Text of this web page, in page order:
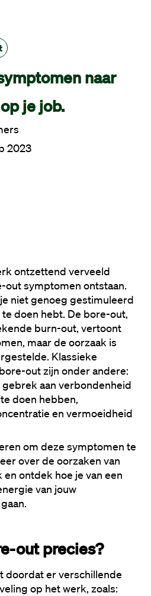
naar
je job.
2023
ontzettend verveeld
out symptomen ontstaan.
niet genoeg gestimuleerd
doen hebt. De bore-out,
burn-out, vertoont
maar de oorzaak is
Klassieke
out zijn onder andere:
aan verbondenheid
doen hebben,
en vermoeidheid
om deze symptomen te
over de oorzaken van
ontdek hoe je van een
van jouw
out precies?
doordat er verschillende
op het werk, zoals: